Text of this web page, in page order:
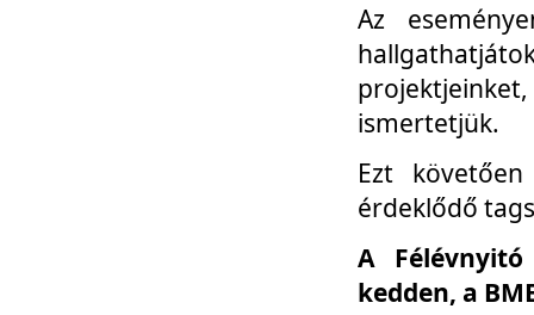
Az
ismertetjük.
Ezt
érdeklődő
A
kedden, a